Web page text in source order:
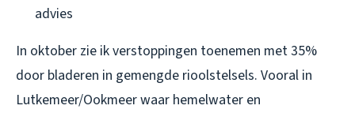
advies
In oktober zie ik verstoppingen toenemen met 35%
door bladeren in gemengde rioolstelsels. Vooral in
Lutkemeer/Ookmeer waar hemelwater en